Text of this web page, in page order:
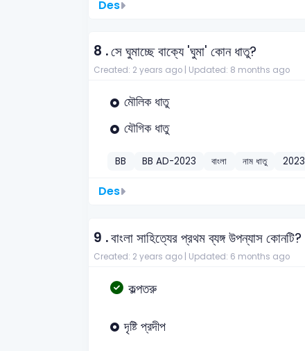
Des
8 .সে ঘুমাচ্ছে বাক্যে 'ঘুমা' কোন ধাতু?
Created: 2 years ago | Updated: 8 months ago
মৌলিক ধাতু
যৌগিক ধাতু
BB BB AD-2023 বাংলা নাম ধাতু 2023
Des
9 .বাংলা সাহিত্যের প্রথম ব্যঙ্গ উপন্যাস কোনটি?
Created: 2 years ago | Updated: 6 months ago
কল্পতরু
দৃষ্টি প্রদীপ